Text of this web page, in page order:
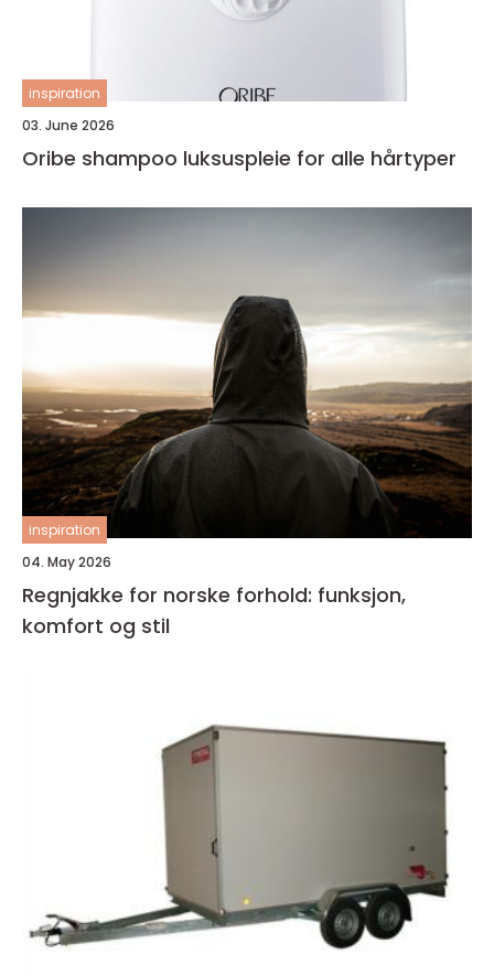
inspiration
03. June 2026
Oribe shampoo luksuspleie for alle hårtyper
inspiration
04. May 2026
Regnjakke for norske forhold: funksjon,
komfort og stil